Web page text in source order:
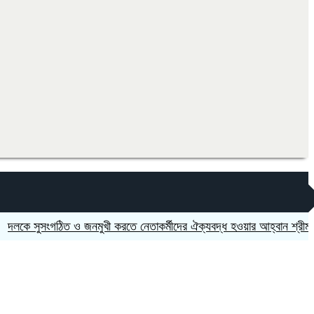
সুসংগঠিত ও জনমুখী করতে নেতাকর্মীদের ঐক্যবদ্ধ হওয়ার আহ্বান শ্রীমঙ্গলের